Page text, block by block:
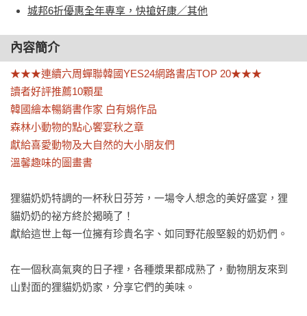
城邦6折優惠全年專享，快搶好康／其他
內容簡介
★★★連續六周蟬聯韓國YES24網路書店TOP 20★★★
讀者好評推薦10顆星
韓國繪本暢銷書作家 白有娟作品
森林小動物的點心饗宴秋之章
獻給喜愛動物及大自然的大小朋友們
溫馨趣味的圖畫書
狸貓奶奶特調的一杯秋日芬芳，一場令人想念的美好盛宴，狸
貓奶奶的祕方終於揭曉了！
獻給這世上每一位擁有珍貴名字、如同野花般堅毅的奶奶們。
在一個秋高氣爽的日子裡，各種漿果都成熟了，動物朋友來到
山對面的狸貓奶奶家，分享它們的美味。